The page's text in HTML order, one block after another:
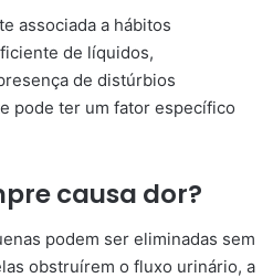
associada a hábitos
de líquidos,
de distúrbios
pode ter um fator específico
causa dor?
podem ser eliminadas sem
obstruírem o fluxo urinário, a